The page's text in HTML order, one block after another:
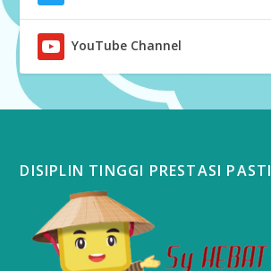
YouTube Channel
DISIPLIN TINGGI PRESTASI PASTI